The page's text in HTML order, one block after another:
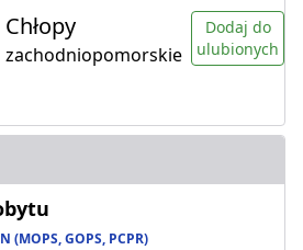
Chłopy
zachodniopomorskie
Dodaj do
ulubionych
(MOPS, GOPS, PCPR)